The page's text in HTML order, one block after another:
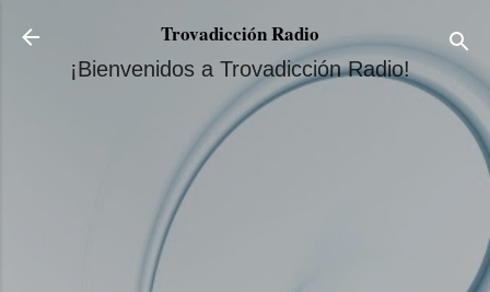
Ir al contenido principal
Trovadicción Radio
¡Bienvenidos a Trovadicción Radio!